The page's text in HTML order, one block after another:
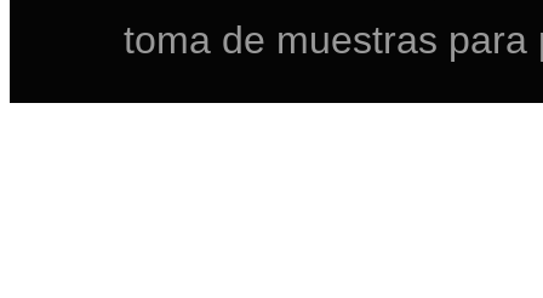
toma de muestras para